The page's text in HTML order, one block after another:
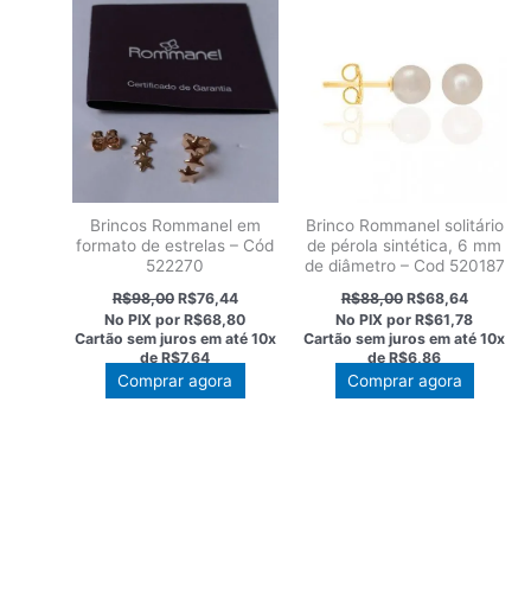
Brincos Rommanel em
formato de estrelas – Cód
522270
R$98,00 O
preço
original
era:
R$98,00.
R$76,44O
preço
atual
é:
R$76,44.
No PIX porR$68,80
Cartão sem juros em até 10x
de R$7,64
Comprar agora
Brinco Rommanel solitário
de pérola sintética, 6 mm
de diâmetro – Cod 520187
R$88,00 O
preço
original
era:
R$88,00.
R$68,64O
preço
atual
é:
No PIX porR$61,78
Cartão sem juros em até10x
de R$6,86
Comprar agora